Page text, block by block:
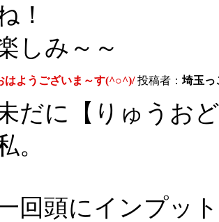
！
しみ～～
はようございま～す(^○^)/投稿者： 埼玉っ
だに【りゅうお
。
回頭にインプッ